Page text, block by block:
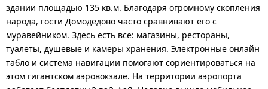
здании площадью 135 кв.м. Благодаря огромному скопления
народа, гости Домодедово часто сравнивают его с
муравейником. Здесь есть все: магазины, рестораны,
туалеты, душевые и камеры хранения. Электронные онлайн
табло и система навигации помогают сориентироваться на
этом гигантском аэровокзале. На территории аэропорта